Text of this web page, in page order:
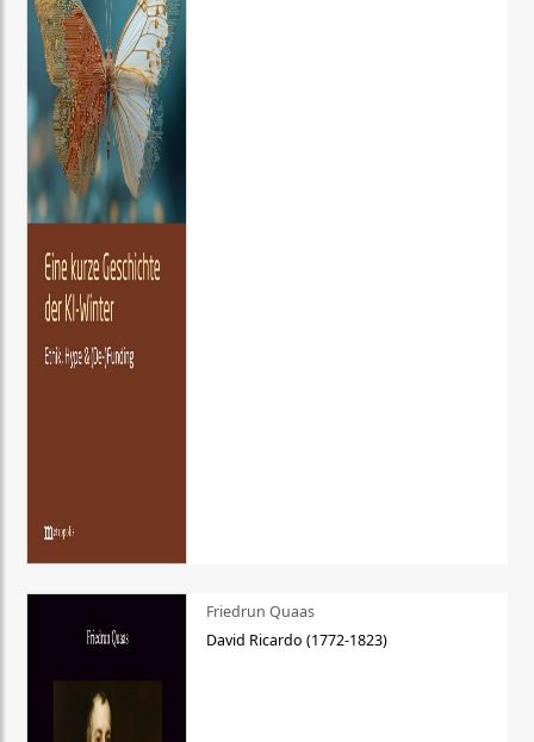
Friedrun Quaas
David Ricardo (1772-1823)